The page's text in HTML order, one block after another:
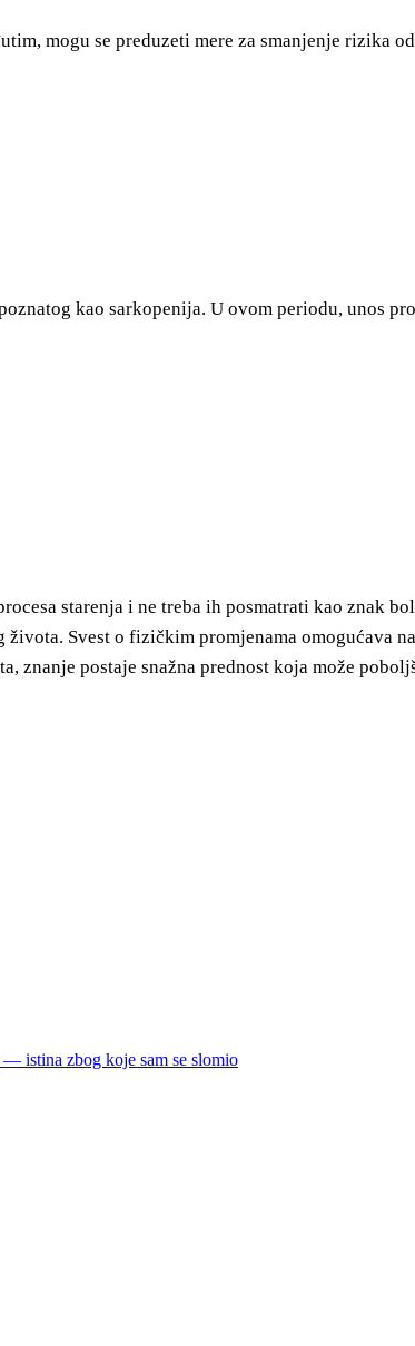
mogu se preduzeti mere za smanjenje rizika
kao sarkopenija. U ovom periodu, unos
starenja i ne treba ih posmatrati kao znak
Svest o fizičkim promjenama omogućava
postaje snažna prednost koja može
— istina zbog koje sam se slomio